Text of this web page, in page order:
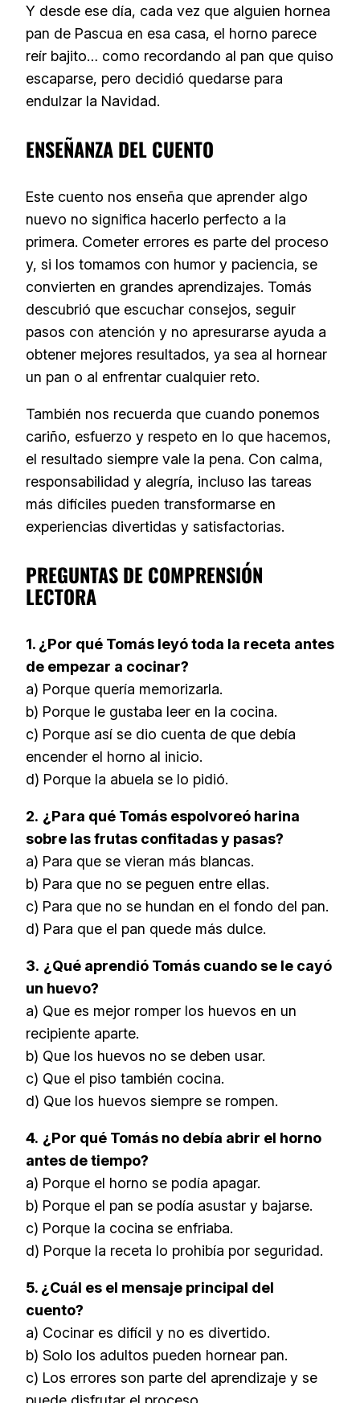
Y desde ese día, cada vez que alguien hornea
pan de Pascua en esa casa, el horno parece
reír bajito… como recordando al pan que quiso
escaparse, pero decidió quedarse para
endulzar la Navidad.
ENSEÑANZA DEL CUENTO
Este cuento nos enseña que aprender algo
nuevo no significa hacerlo perfecto a la
primera. Cometer errores es parte del proceso
y, si los tomamos con humor y paciencia, se
convierten en grandes aprendizajes. Tomás
descubrió que escuchar consejos, seguir
pasos con atención y no apresurarse ayuda a
obtener mejores resultados, ya sea al hornear
un pan o al enfrentar cualquier reto.
También nos recuerda que cuando ponemos
cariño, esfuerzo y respeto en lo que hacemos,
el resultado siempre vale la pena. Con calma,
responsabilidad y alegría, incluso las tareas
más difíciles pueden transformarse en
experiencias divertidas y satisfactorias.
PREGUNTAS DE COMPRENSIÓN
LECTORA
1. ¿Por qué Tomás leyó toda la receta antes
de empezar a cocinar?
a) Porque quería memorizarla.
b) Porque le gustaba leer en la cocina.
c) Porque así se dio cuenta de que debía
encender el horno al inicio.
d) Porque la abuela se lo pidió.
2. ¿Para qué Tomás espolvoreó harina
sobre las frutas confitadas y pasas?
a) Para que se vieran más blancas.
b) Para que no se peguen entre ellas.
c) Para que no se hundan en el fondo del pan.
d) Para que el pan quede más dulce.
3. ¿Qué aprendió Tomás cuando se le cayó
un huevo?
a) Que es mejor romper los huevos en un
recipiente aparte.
b) Que los huevos no se deben usar.
c) Que el piso también cocina.
d) Que los huevos siempre se rompen.
4. ¿Por qué Tomás no debía abrir el horno
antes de tiempo?
a) Porque el horno se podía apagar.
b) Porque el pan se podía asustar y bajarse.
c) Porque la cocina se enfriaba.
d) Porque la receta lo prohibía por seguridad.
5. ¿Cuál es el mensaje principal del
cuento?
a) Cocinar es difícil y no es divertido.
b) Solo los adultos pueden hornear pan.
c) Los errores son parte del aprendizaje y se